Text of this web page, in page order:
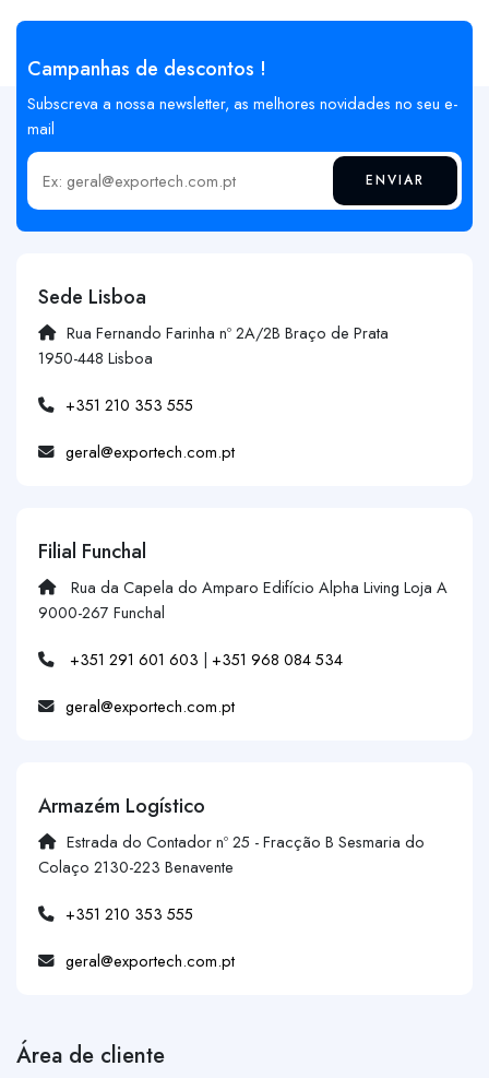
Campanhas de descontos !
Subscreva a nossa newsletter, as melhores novidades no seu e-
mail
Insira o seu email ENVIAR
Sede Lisboa
Rua Fernando Farinha nº 2A/2B Braço de Prata
1950-448 Lisboa
+351 210 353 555
geral@exportech.com.pt
Filial Funchal
Rua da Capela do Amparo Edifício Alpha Living Loja A
9000-267 Funchal
+351 291 601 603 | +351 968 084 534
geral@exportech.com.pt
Armazém Logístico
Estrada do Contador nº 25 - Fracção B Sesmaria do
Colaço 2130-223 Benavente
+351 210 353 555
geral@exportech.com.pt
Área de cliente